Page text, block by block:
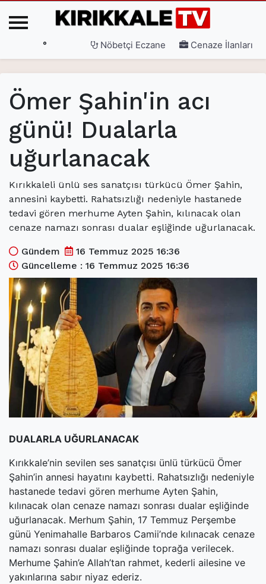
3. Sayfa(current)
Gündem (current)
Siyaset (current)
Ekonomi(current)
Spor(current)
Sağlık(current)
(current)
Teknoloji (current)
Özel Haber(current)
Dünya(current)
Yerel(current)
İller(current)
° Nöbetçi Eczane Cenaze İlanları
Ömer Şahin'in acı
günü! Dualarla
uğurlanacak
Kırıkkaleli ünlü ses sanatçısı türkücü Ömer Şahin,
annesini kaybetti. Rahatsızlığı nedeniyle hastanede
tedavi gören merhume Ayten Şahin, kılınacak olan
cenaze namazı sonrası dualar eşliğinde uğurlanacak.
Gündem
16 Temmuz 2025 16:36
Güncelleme : 16 Temmuz 2025 16:36
DUALARLA UĞURLANACAK
Kırıkkale’nin sevilen ses sanatçısı ünlü türkücü Ömer
Şahin’in annesi hayatını kaybetti. Rahatsızlığı nedeniyle
hastanede tedavi gören merhume Ayten Şahin,
kılınacak olan cenaze namazı sonrası dualar eşliğinde
uğurlanacak. Merhum Şahin, 17 Temmuz Perşembe
günü Yenimahalle Barbaros Camii’nde kılınacak cenaze
namazı sonrası dualar eşliğinde toprağa verilecek.
Merhume Şahin’e Allah’tan rahmet, kederli ailesine ve
yakınlarına sabır niyaz ederiz.